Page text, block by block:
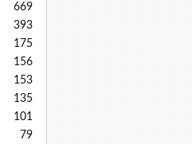
669
393
175
156
153
135
101
79